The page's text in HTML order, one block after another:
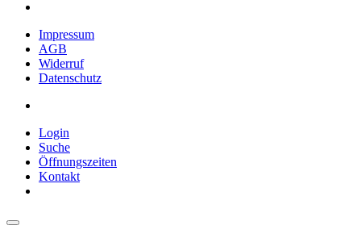
Impressum
AGB
Widerruf
Datenschutz
Login
Suche
Öffnungszeiten
Kontakt